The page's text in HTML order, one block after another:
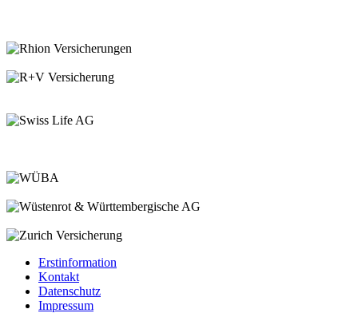
Erstinformation
Kontakt
Datenschutz
Impressum